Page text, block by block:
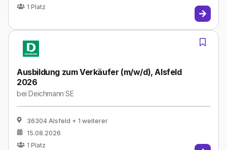
1 Platz
Ausbildung zum Verkäufer (m/w/d), Alsfeld
2026
beiDeichmann SE
36304 Alsfeld + 1 weiterer
15.08.2026
1 Platz